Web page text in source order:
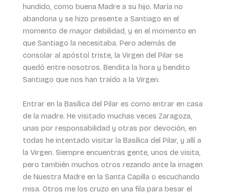
hundido, como buena Madre a su hijo. María no
abandona y se hizo presente a Santiago en el
momento de mayor debilidad, y en el momento en
que Santiago la necesitaba. Pero además de
consolar al apóstol triste, la Virgen del Pilar se
quedó entre nosotros. Bendita la hora y bendito
Santiago que nos han traído a la Virgen.
Entrar en la Basílica del Pilar es como entrar en casa
de la madre. He visitado muchas veces Zaragoza,
unas por responsabilidad y otras por devoción, en
todas he intentado visitar la Basílica del Pilar, y allí a
la Virgen. Siempre encuentras gente, unos de visita,
pero también muchos otros rezando ante la imagen
de Nuestra Madre en la Santa Capilla o escuchando
misa. Otros me los cruzo en una fila para besar el